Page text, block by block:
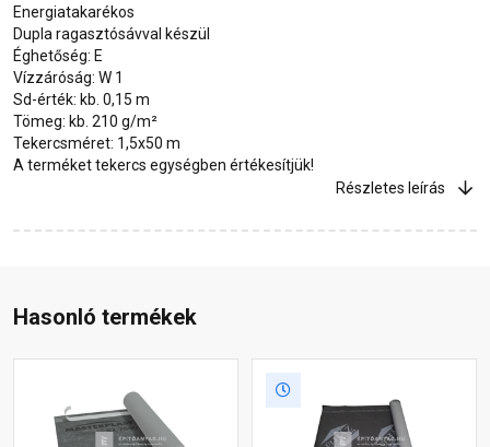
Energiatakarékos
Dupla ragasztósávval készül
Éghetőség: E
Vízzáróság: W 1
Sd-érték: kb. 0,15 m
Tömeg: kb. 210 g/m²
Tekercsméret: 1,5x50 m
A terméket tekercs egységben értékesítjük!
Részletes leírás
Hasonló termékek